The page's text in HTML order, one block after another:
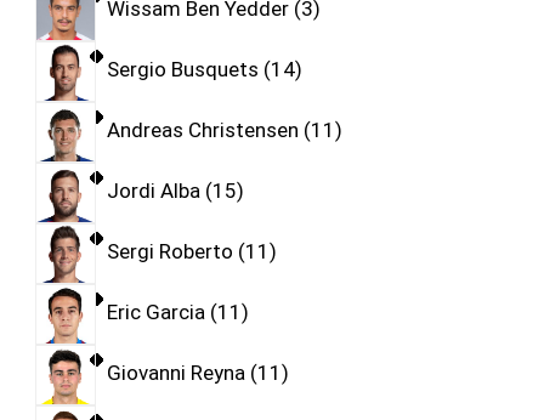
Wissam Ben Yedder 3
Sergio Busquets 14
Andreas Christensen 11
Jordi Alba 15
Sergi Roberto 11
Eric Garcia 11
Giovanni Reyna 11